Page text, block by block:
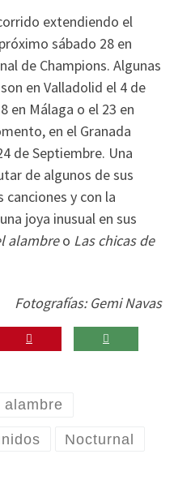
extendiendo el
sábado 28 en
de Champions. Algunas
en Valladolid el 4 de
en Málaga o el 23 en
en el Granada
de Septiembre. Una
de algunos de sus
canciones y con la
joya inusual en sus
alambreo Las chicas de
Fotografías: Gemi Navas
Nocturnal